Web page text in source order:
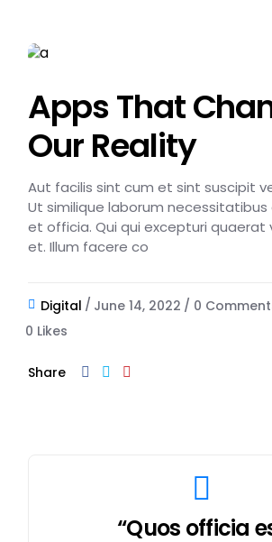
Apps That
Our Reality
Aut facilis sint cum et sint suscipit
Ut similique laborum
et officia. Qui qui excepturi quaerat
et. Illum facere co
Digital June 14, 2022 0
0 Likes
Share
“Quos officia